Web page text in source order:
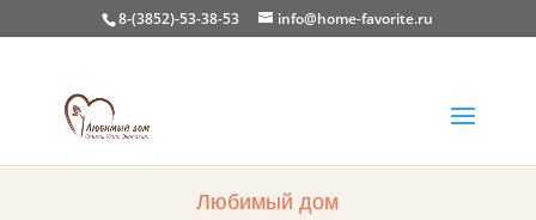
8-(3852)-53-38-53 info@home-favorite.ru
Любимый дом